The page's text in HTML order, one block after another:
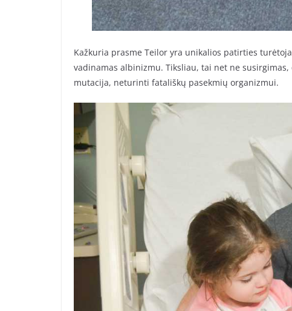
Kažkuria prasme Teilor yra unikalios patirties
vadinamas albinizmu. Tiksliau, tai net ne
mutacija, neturinti fatališkų pasekmių organizmui.